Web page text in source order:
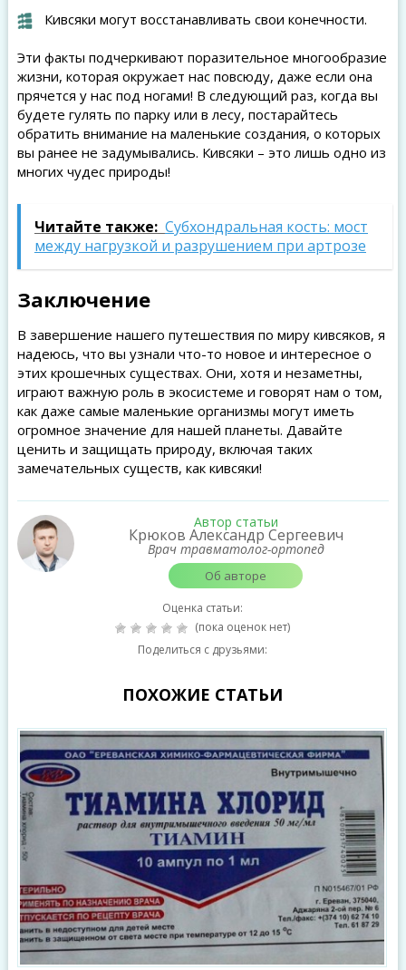
Кивсяки могут восстанавливать свои конечности.
Эти факты подчеркивают поразительное многообразие
жизни, которая окружает нас повсюду, даже если она
прячется у нас под ногами! В следующий раз, когда вы
будете гулять по парку или в лесу, постарайтесь
обратить внимание на маленькие создания, о которых
вы ранее не задумывались. Кивсяки – это лишь одно из
многих чудес природы!
Читайте также: Субхондральная кость: мост
между нагрузкой и разрушением при артрозе
Заключение
В завершение нашего путешествия по миру кивсяков, я
надеюсь, что вы узнали что-то новое и интересное о
этих крошечных существах. Они, хотя и незаметны,
играют важную роль в экосистеме и говорят нам о том,
как даже самые маленькие организмы могут иметь
огромное значение для нашей планеты. Давайте
ценить и защищать природу, включая таких
замечательных существ, как кивсяки!
Автор статьи
Крюков Александр Сергеевич
Врач травматолог-ортопед
Об авторе
Оценка статьи:
(пока оценок нет)
Поделиться с друзьями:
ПОХОЖИЕ СТАТЬИ